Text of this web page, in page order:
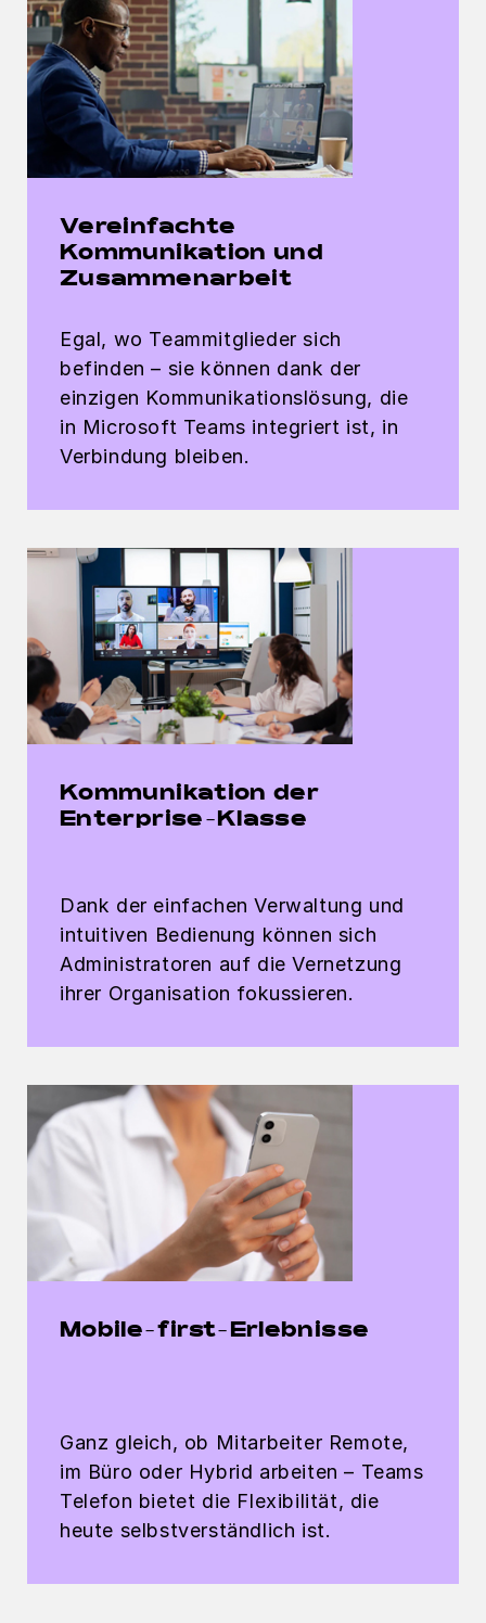
Vereinfachte
Kommunikation und
Zusammenarbeit
Egal, wo Teammitglieder sich
befinden – sie können dank der
einzigen Kommunikationslösung, die
in Microsoft Teams integriert ist, in
Verbindung bleiben.
Kommunikation der
Enterprise-Klasse
Dank der einfachen Verwaltung und
intuitiven Bedienung können sich
Administratoren auf die Vernetzung
ihrer Organisation fokussieren.
Mobile-first-Erlebnisse
Ganz gleich, ob Mitarbeiter Remote,
im Büro oder Hybrid arbeiten – Teams
Telefon bietet die Flexibilität, die
heute selbstverständlich ist.